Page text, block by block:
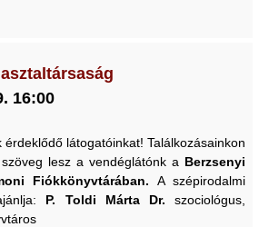
16:00
látogatóinkat! Találkozásainkon
lesz a vendéglátónk a Berzsenyi
Fiókkönyvtárában. A szépirodalmi
P. Toldi Márta Dr. szociológus,